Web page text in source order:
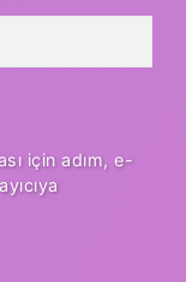
için adım, e-